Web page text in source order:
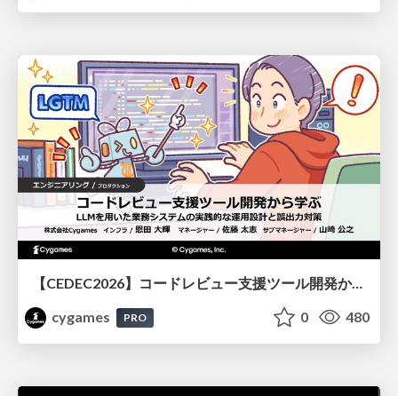
【CEDEC2026】コードレビュー支援ツール開発から学ぶ：LLMを用いた業務システムの実践的な運用設計と誤出力対策
cygames
PRO 0 480